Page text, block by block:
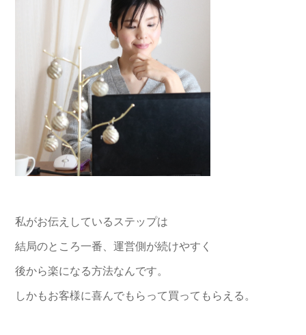
私がお伝えしているステップは
結局のところ一番、運営側が続けやすく
後から楽になる方法なんです。
しかもお客様に喜んでもらって買ってもらえる。